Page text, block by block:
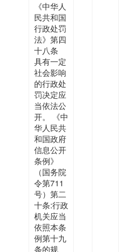
《中华人
民共和国
行政处罚
法》第四
十八条
具有一定
社会影响
的行政处
罚决定应
当依法公
开。 《中
华人民共
和国政府
信息公开
条例》
（国务院
令第711
号）第二
十条:行政
机关应当
依照本条
例第十九
条的规